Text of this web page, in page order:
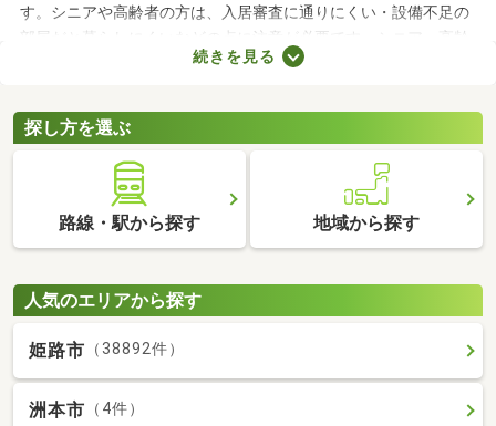
す。シニアや高齢者の方は、入居審査に通りにくい・設備不足の
部屋だと暮らしにくいなどの点に注意が必要です。シニア・高齢
者向けの物件はバリアフリー仕様が多いので、足腰が悪くても不
めにも、お気に入りの物件を見つけてくださいね。
続きを見る
探し方を選ぶ
路線・駅から探す 地域から探す
人気のエリアから探す
姫路市 （38892件）
洲本市 （4件）